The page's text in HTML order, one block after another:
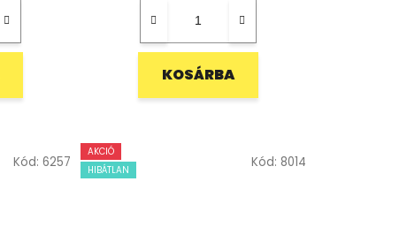
KOSÁRBA
Kód: 6257
AKCIÓ
HIBÁTLAN
Kód: 8014